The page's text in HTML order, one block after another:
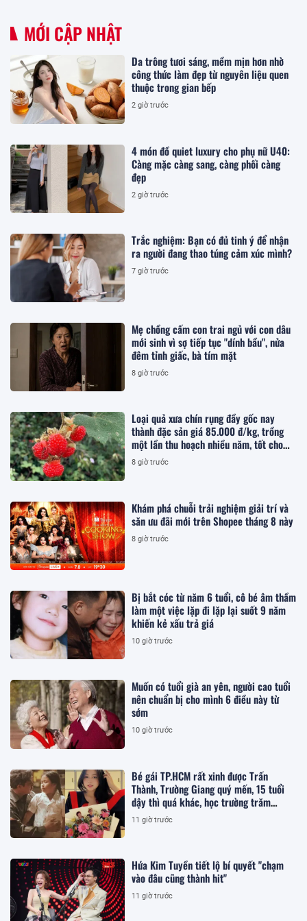
MỚI CẬP NHẬT
Da trông tươi sáng, mềm mịn hơn nhờ
công thức làm đẹp từ nguyên liệu quen
thuộc trong gian bếp
2 giờ trước
4 món đồ quiet luxury cho phụ nữ U40:
Càng mặc càng sang, càng phối càng
đẹp
2 giờ trước
Trắc nghiệm: Bạn có đủ tinh ý để nhận
ra người đang thao túng cảm xúc mình?
7 giờ trước
Mẹ chồng cấm con trai ngủ với con dâu
mới sinh vì sợ tiếp tục "dính bầu", nửa
đêm tỉnh giấc, bà tím mặt
8 giờ trước
Loại quả xưa chín rụng đầy gốc nay
thành đặc sản giá 85.000 đ/kg, trồng
một lần thu hoạch nhiều năm, tốt cho
sức khỏe
8 giờ trước
Khám phá chuỗi trải nghiệm giải trí và
săn ưu đãi mới trên Shopee tháng 8 này
8 giờ trước
Bị bắt cóc từ năm 6 tuổi, cô bé âm thầm
làm một việc lặp đi lặp lại suốt 9 năm
khiến kẻ xấu trả giá
10 giờ trước
Muốn có tuổi già an yên, người cao tuổi
nên chuẩn bị cho mình 6 điều này từ
sớm
10 giờ trước
Bé gái TP.HCM rất xinh được Trấn
Thành, Trường Giang quý mến, 15 tuổi
dậy thì quá khác, học trường trăm
triệu/năm
11 giờ trước
Hứa Kim Tuyền tiết lộ bí quyết "chạm
vào đâu cũng thành hit"
11 giờ trước